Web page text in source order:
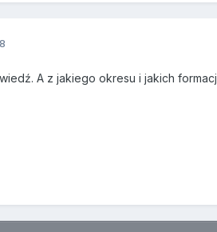
A z jakiego okresu i jakich